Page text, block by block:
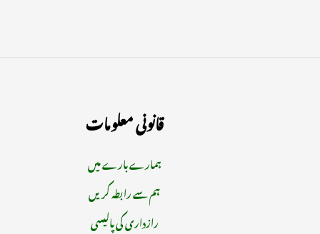
قانونی معلومات
ہمارے بارے میں
ہم سے رابطہ کریں
رازداری کی پالیسی